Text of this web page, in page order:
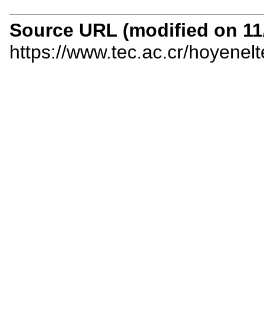
Source URL (modified on
https://www.tec.ac.cr/